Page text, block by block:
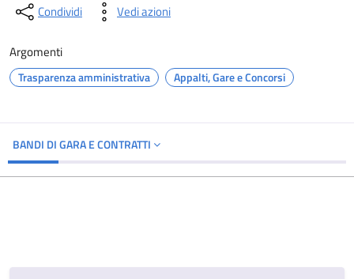
Condividi Vedi azioni
Argomenti
Trasparenza amministrativa Appalti, Gare e Concorsi
BANDI DI GARA E CONTRATTI